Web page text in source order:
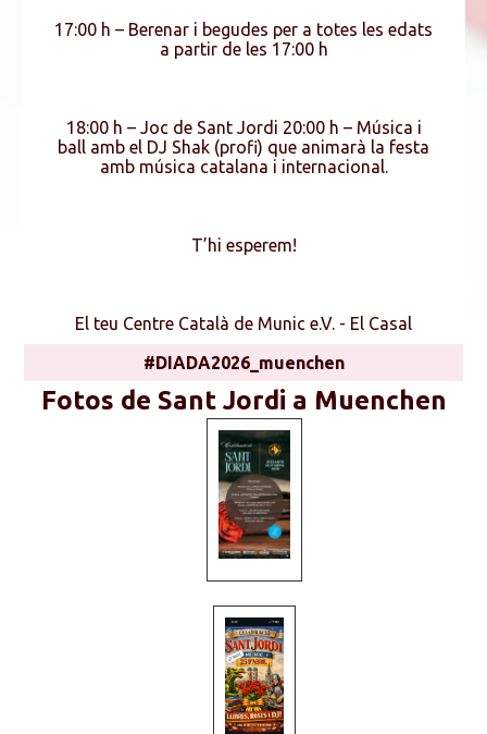
17:00 h – Berenar i begudes per a totes les edats
a partir de les 17:00 h
18:00 h – Joc de Sant Jordi 20:00 h – Música i
ball amb el DJ Shak (profi) que animarà la festa
amb música catalana i internacional.
T’hi esperem!
El teu Centre Català de Munic e.V. - El Casal
#DIADA2026_muenchen
Fotos de Sant Jordi a Muenchen